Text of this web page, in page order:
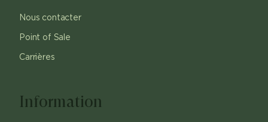
Nous contacter
Point of Sale
Carrières
Information